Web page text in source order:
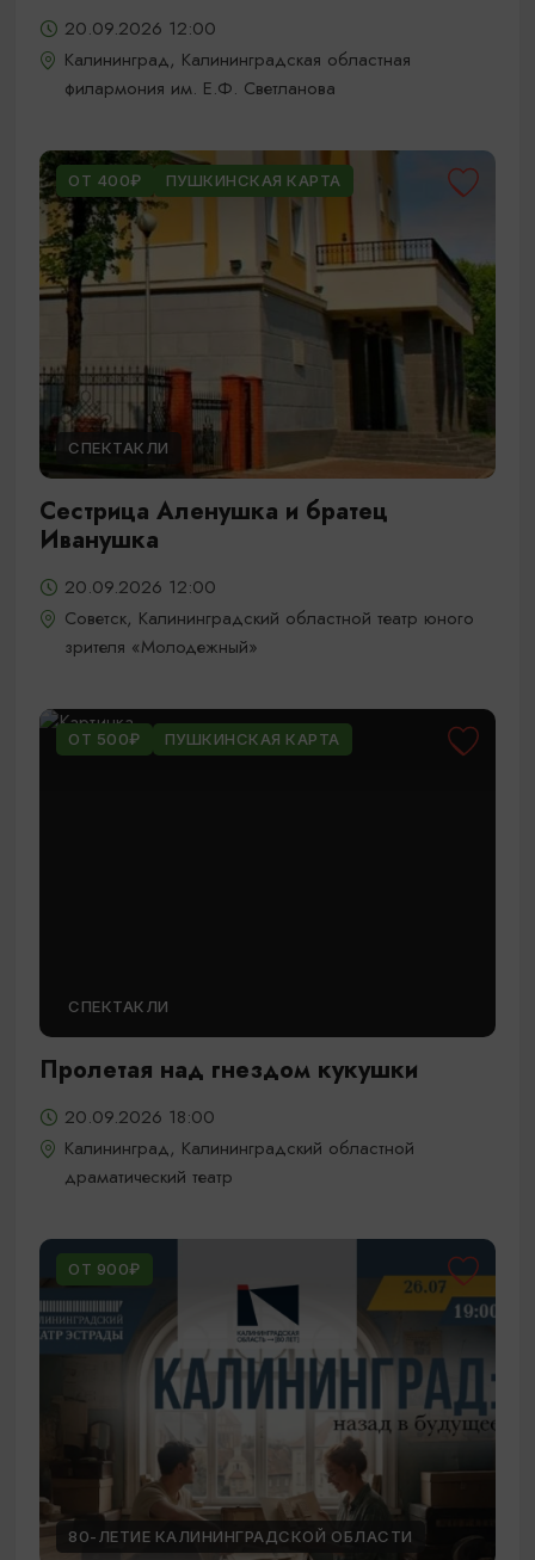
20.09.2026 12:00
Калининград, Калининградская областная
филармония им. Е.Ф. Светланова
ОТ 400₽ ПУШКИНСКАЯ КАРТА
СПЕКТАКЛИ
Сестрица Аленушка и братец
Иванушка
20.09.2026 12:00
Советск, Калининградский областной театр юного
зрителя «Молодежный»
ОТ 500₽ ПУШКИНСКАЯ КАРТА
СПЕКТАКЛИ
Пролетая над гнездом кукушки
20.09.2026 18:00
Калининград, Калининградский областной
драматический театр
ОТ 900₽
80-ЛЕТИЕ КАЛИНИНГРАДСКОЙ ОБЛАСТИ